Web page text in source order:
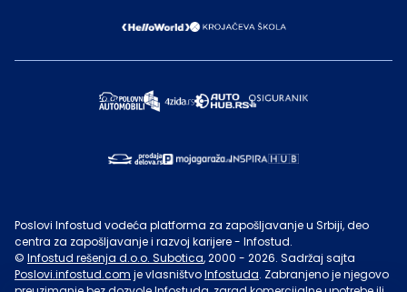
Poslovi Infostud vodeća platforma za zapošljavanje u Srbiji, deo
centra za zapošljavanje i razvoj karijere - Infostud.
© Infostud rešenja d.o.o. Subotica, 2000 - 2026. Sadržaj sajta
Poslovi.infostud.com je vlasništvoInfostuda. Zabranjeno je njegovo